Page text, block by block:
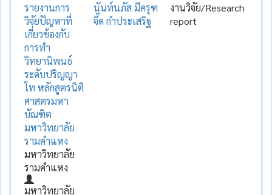
รายงานการ
วิจัยปัญหาที่
เกี่ยวข้องกับ
การทำ
วิทยานิพนธ์
ระดับปริญญา
โท หลักสูตรนิติ
ศาสตรมหา
บัณฑิต
มหาวิทยาลัย
รามคำแหง
มหาวิทยาลัย
รามคำแหง
มหาวิทยาลัย
นันท์นภัส มีครุฑ
จี๊ด กำประเสริฐ
งานวิจัย/Research
report